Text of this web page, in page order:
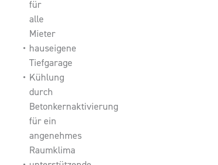
für
alle
Mieter
hauseigene
Tiefgarage
Kühlung
durch
Betonkernaktivierung
für ein
angenehmes
Raumklima